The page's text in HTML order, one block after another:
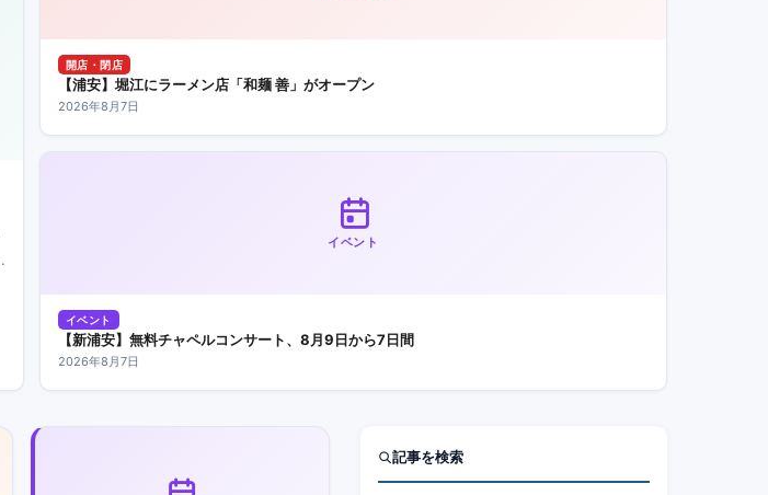
開店・閉店
【浦安】堀江にラーメン店「和麺 善」がオープン
2026年8月7日
イベント
イベント
【新浦安】無料チャペルコンサート、8月9日から7日間
2026年8月7日
記事を検索